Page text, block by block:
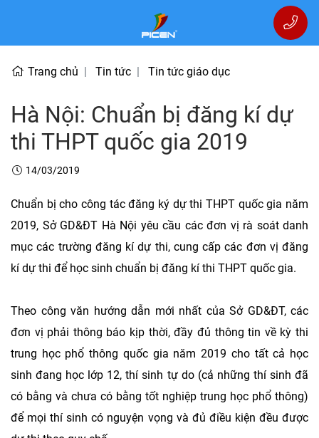
Trang chủ Tin tức Tin tức giáo dục
Hà Nội: Chuẩn bị đăng kí dự
thi THPT quốc gia 2019
14/03/2019
Chuẩn bị cho công tác đăng ký dự thi THPT quốc gia năm
2019, Sở GD&ĐT Hà Nội yêu cầu các đơn vị rà soát danh
mục các trường đăng kí dự thi, cung cấp các đơn vị đăng
kí dự thi để học sinh chuẩn bị đăng kí thi THPT quốc gia.
Theo công văn hướng dẫn mới nhất của Sở GD&ĐT, các
đơn vị phải thông báo kịp thời, đầy đủ thông tin về kỳ thi
trung học phổ thông quốc gia năm 2019 cho tất cả học
sinh đang học lớp 12, thí sinh tự do (cả những thí sinh đã
có bằng và chưa có bằng tốt nghiệp trung học phổ thông)
để mọi thí sinh có nguyện vọng và đủ điều kiện đều được